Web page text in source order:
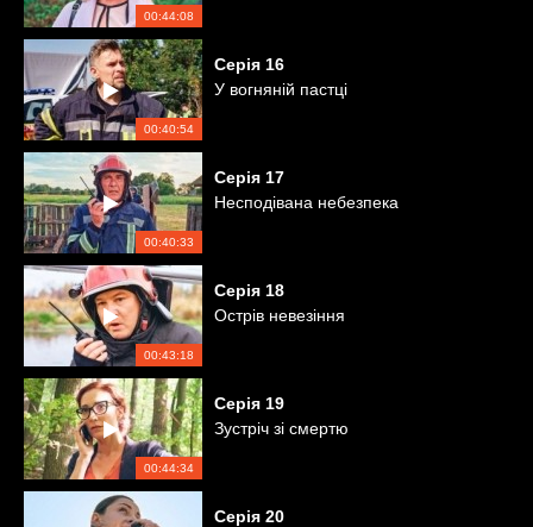
00:44:08
00:40:54
Серія 16
У вогняній пастці
00:40:33
Серія 17
Несподівана небезпека
00:43:18
Серія 18
Острів невезіння
00:44:34
Серія 19
Зустріч зі смертю
Серія 20